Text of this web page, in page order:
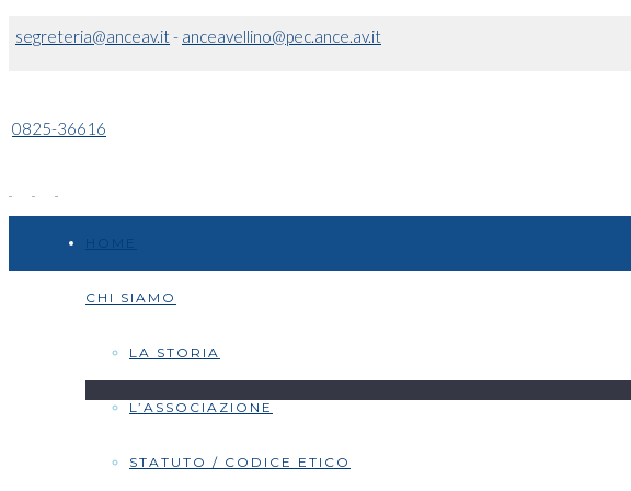
segreteria@anceav.it- anceavellino@pec.ance.av.it
0825-36616
CHI SIAMO
LA STORIA
L’ASSOCIAZIONE
STATUTO / CODICE ETICO